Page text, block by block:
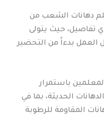
دهانات الشعب من
تفاصيل، حيث يتولى
العمل بدءاً من التحضير
باستمرار
الحديثة، بما في
المقاومة للرطوبة